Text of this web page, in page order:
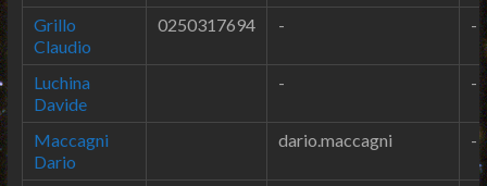
Grillo
Claudio
0250317694 - -
Luchina
Davide
- -
Maccagni
Dario
dario.maccagni -